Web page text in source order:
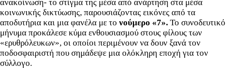
ανακοίνωση- το στίγμα της μέσα από ανάρτηση στα μέσα
κοινωνικής δικτύωσης, παρουσιάζοντας εικόνες από τα
αποδυτήρια και μια φανέλα με το νούμερο «7». Το συνοδευτικό
μήνυμα προκάλεσε κύμα ενθουσιασμού στους φίλους των
«ερυθρόλευκων», οι οποίοι περιμένουν να δουν ξανά τον
ποδοσφαιριστή που σημάδεψε μια ολόκληρη εποχή για τον
σύλλογο.